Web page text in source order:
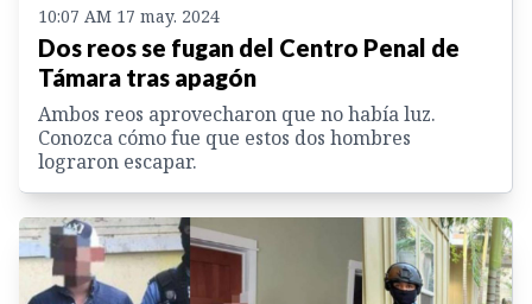
10:07 AM 17 may. 2024
Dos reos se fugan del Centro Penal de
Támara tras apagón
Ambos reos aprovecharon que no había luz.
Conozca cómo fue que estos dos hombres
lograron escapar.